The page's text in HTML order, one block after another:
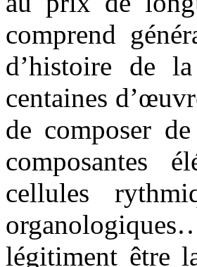
comprend
d’histoire de
centaines
de composer
composantes
cellules
légitiment être